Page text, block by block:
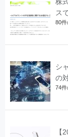
株
ス
80件
シ
の
74件
【